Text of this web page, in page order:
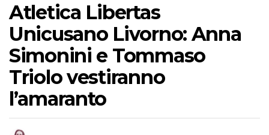
Atletica Libertas
Unicusano Livorno: Anna
Simonini e Tommaso
Triolo vestiranno
l’amaranto